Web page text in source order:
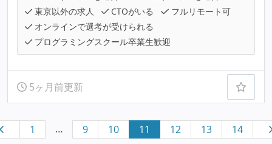
東京以外の求人
CTOがいる
フルリモート可
オンラインで選考が受けられる
プログラミングスクール卒業生歓迎
5ヶ月前更新
1 … 9 10 11 12 13 14